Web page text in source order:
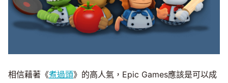
相信藉著《煮過頭》的高人氣，Epic Games應該是可以成